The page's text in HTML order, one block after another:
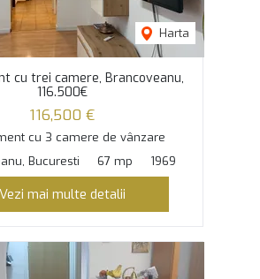
Harta
cu trei camere, Brancoveanu,
116.500€
116,500 €
cu 3 camere de vânzare
Bucuresti
67 mp 1969
Vezi mai multe detalii